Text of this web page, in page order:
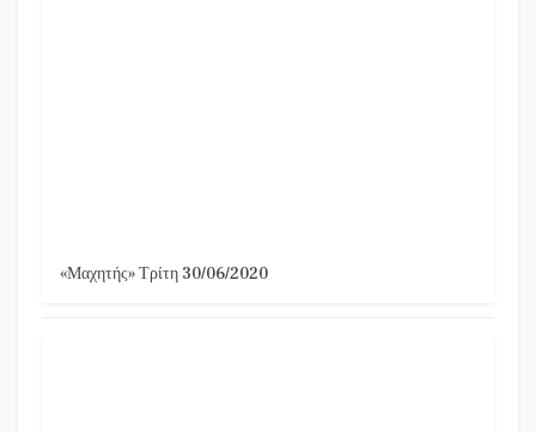
«Μαχητής» Τρίτη 30/06/2020